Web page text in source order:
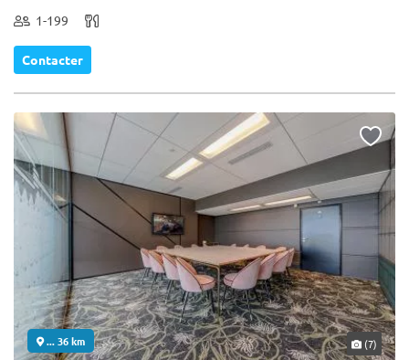
1-199
Contacter
... 36 km (7)